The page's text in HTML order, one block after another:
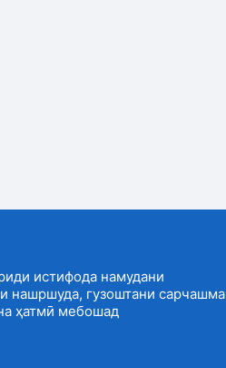
истифода намудани
нашршуда, гузоштани сарчашма
ҳатмӣ мебошад